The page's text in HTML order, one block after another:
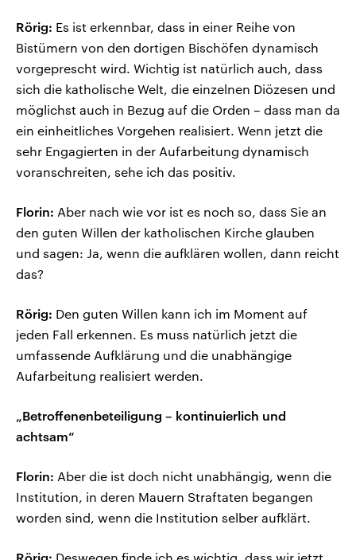
Rörig: Es ist erkennbar, dass in einer Reihe von
Bistümern von den dortigen Bischöfen dynamisch
vorgeprescht wird. Wichtig ist natürlich auch, dass
sich die katholische Welt, die einzelnen Diözesen und
möglichst auch in Bezug auf die Orden – dass man da
ein einheitliches Vorgehen realisiert. Wenn jetzt die
sehr Engagierten in der Aufarbeitung dynamisch
voranschreiten, sehe ich das positiv.
Florin: Aber nach wie vor ist es noch so, dass Sie an
den guten Willen der katholischen Kirche glauben
und sagen: Ja, wenn die aufklären wollen, dann reicht
das?
Rörig: Den guten Willen kann ich im Moment auf
jeden Fall erkennen. Es muss natürlich jetzt die
umfassende Aufklärung und die unabhängige
Aufarbeitung realisiert werden.
„Betroffenenbeteiligung – kontinuierlich und
achtsam“
Florin: Aber die ist doch nicht unabhängig, wenn die
Institution, in deren Mauern Straftaten begangen
worden sind, wenn die Institution selber aufklärt.